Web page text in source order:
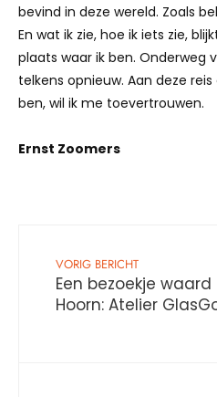
bevind in deze wereld. Zoals
En wat ik zie, hoe ik iets zie,
plaats waar ik ben.
telkens opnieuw. Aan deze
ben, wil ik me toevertrouwen.
Ernst Zoomers
VORIG BERICHT
Een bezoekje waard
Hoorn: Atelier